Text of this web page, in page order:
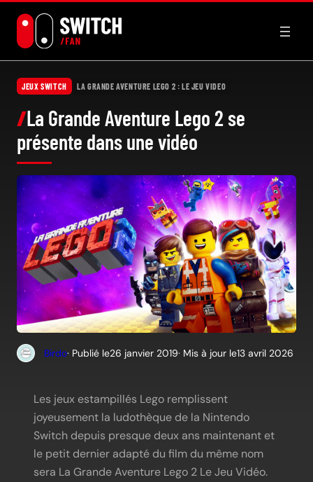
contenu
JEUX SWITCH LA GRANDE AVENTURE LEGO 2 : LE JEU VIDEO
La Grande Aventure Lego 2 se
présente dans une vidéo
Birdo· Publié le26 janvier 2019· Mis à jour le13 avril 2026
Les jeux estampillés Lego remplissent
joyeusement la ludothèque de la Nintendo
Switch depuis presque deux ans maintenant et
le petit dernier adapté du film du même nom
sera La Grande Aventure Lego 2 Le Jeu Vidéo.